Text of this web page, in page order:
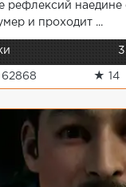
рефлексий наедине
и проходит ...
★ 14